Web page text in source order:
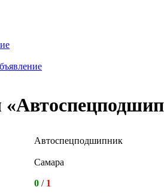
Автоспецподшипник
Самара
0 / 1